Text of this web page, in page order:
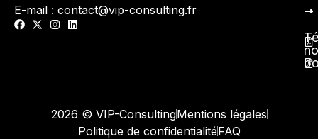
E-mail : contact@vip-consulting.fr
2026 © VIP-ConsultingMentions légales
Politique de confidentialitéFAQ